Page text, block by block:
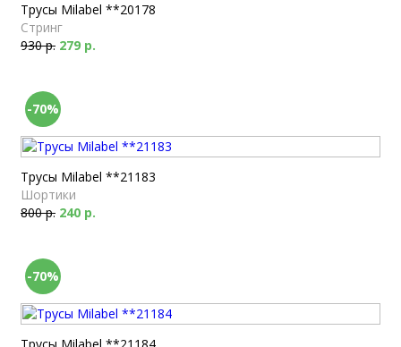
Трусы Milabel **20178
Стринг
930 р. 279 р.
-70%
Трусы Milabel **21183
Шортики
800 р. 240 р.
-70%